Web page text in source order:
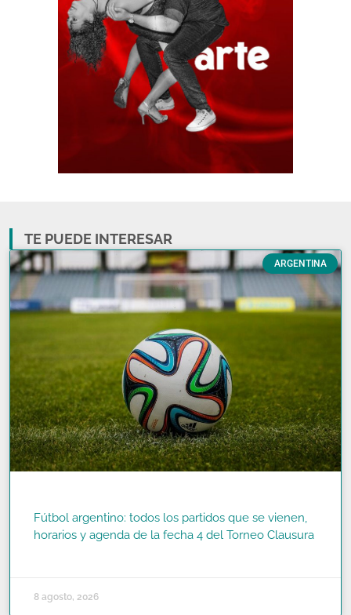
TE PUEDE INTERESAR
ARGENTINA
Fútbol argentino: todos los partidos que se vienen,
horarios y agenda de la fecha 4 del Torneo Clausura
8 agosto, 2026